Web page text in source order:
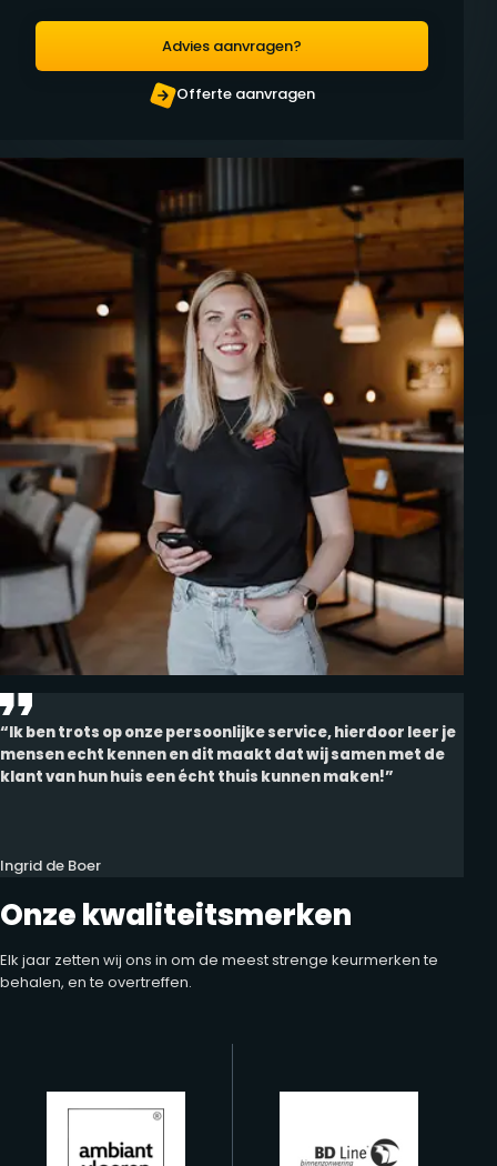
Advies aanvragen?
Offerte aanvragen
“Ik ben trots op onze persoonlijke service, hierdoor leer je
mensen echt kennen en dit maakt dat wij samen met de
klant van hun huis een écht thuis kunnen maken!”
Ingrid de Boer
Onze kwaliteitsmerken
Elk jaar zetten wij ons in om de meest strenge keurmerken te
behalen, en te overtreffen.